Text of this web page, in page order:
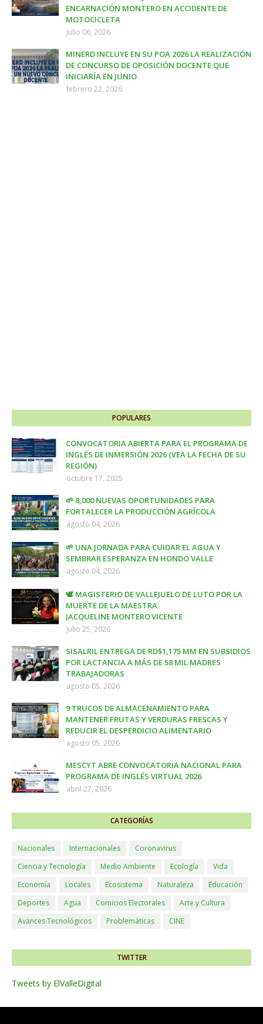
ENCARNACIÓN MONTERO EN ACCIDENTE DE
MOTOCICLETA
julio 06, 2026
MINERD INCLUYE EN SU POA 2026 LA REALIZACIÓN
DE CONCURSO DE OPOSICIÓN DOCENTE QUE
INICIARÍA EN JUNIO
febrero 22, 2026
POPULARES
CONVOCATORIA ABIERTA PARA EL PROGRAMA DE
INGLÉS DE INMERSIÓN 2026 (VEA LA FECHA DE SU
REGIÓN)
octubre 17, 2025
🌱 8,000 NUEVAS OPORTUNIDADES PARA
FORTALECER LA PRODUCCIÓN AGRÍCOLA
agosto 04, 2026
🌱 UNA JORNADA PARA CUIDAR EL AGUA Y
SEMBRAR ESPERANZA EN HONDO VALLE
agosto 04, 2026
🕊️ MAGISTERIO DE VALLEJUELO DE LUTO POR LA
MUERTE DE LA MAESTRA
JACQUELINE MONTERO VICENTE
julio 25, 2026
SISALRIL ENTREGA DE RD$1,175 MM EN SUBSIDIOS
POR LACTANCIA A MÁS DE 58 MIL MADRES
TRABAJADORAS
agosto 05, 2026
9 TRUCOS DE ALMACENAMIENTO PARA
MANTENER FRUTAS Y VERDURAS FRESCAS Y
REDUCIR EL DESPERDICIO ALIMENTARIO
agosto 05, 2026
MESCYT ABRE CONVOCATORIA NACIONAL PARA
PROGRAMA DE INGLÉS VIRTUAL 2026
abril 27, 2026
CATEGORÍAS
Nacionales Internacionales
Coronavirus
Ciencia y Tecnología
Medio Ambiente Ecología
Vida
Economía
Locales Ecosistema Naturaleza
Educación
Deportes
Agua Comicios Electorales
Arte y Cultura
Avances Tecnológicos
Problemáticas CINE
TWITTER
Tweets by ElValleDigital